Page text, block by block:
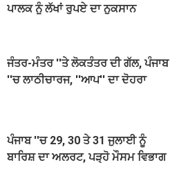
ਪਾਲਕ ਨੂੰ ਲੱਖਾਂ ਰੁਪਏ ਦਾ ਨੁਕਸਾਨ
ਜੰਤਰ-ਮੰਤਰ ''ਤੇ ਲੋਕਤੰਤਰ ਦੀ ਗੱਲ, ਪੰਜਾਬ
''ਚ ਲਾਠੀਚਾਰਜ, ''ਆਪ'' ਦਾ ਦੋਹਰਾ
ਪੰਜਾਬ ''ਚ 29, 30 ਤੇ 31 ਜੁਲਾਈ ਨੂੰ
ਬਾਰਿਸ਼ ਦਾ ਅਲਰਟ, ਪੜ੍ਹੋ ਮੌਸਮ ਵਿਭਾਗ